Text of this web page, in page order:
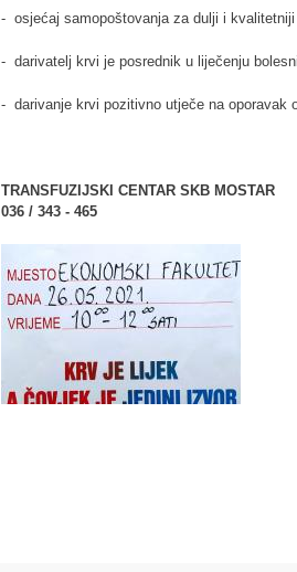
- osjećaj samopoštovanja za dulji i
- darivatelj krvi je posrednik u liječenju
- darivanje krvi pozitivno utječe na oporavak
TRANSFUZIJSKI CENTAR SKB MOSTAR
036 / 343 - 465